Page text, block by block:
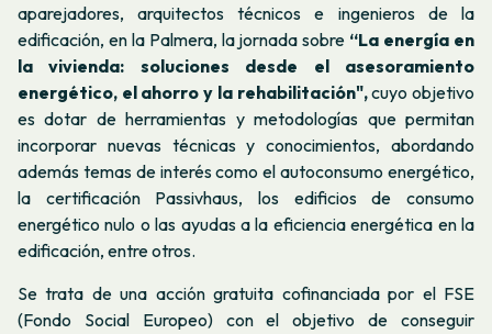
aparejadores, arquitectos técnicos e ingenieros de la
edificación, en la Palmera, la jornada sobre “La energía en
la vivienda: soluciones desde el asesoramiento
energético, el ahorro y la rehabilitación",cuyo objetivo
es dotar de herramientas y metodologías que permitan
incorporar nuevas técnicas y conocimientos, abordando
además temas de interés como el autoconsumo energético,
la certificación Passivhaus, los edificios de consumo
energético nulo o las ayudas a la eficiencia energética en la
edificación, entre otros.
Se trata de una acción gratuita cofinanciada por el FSE
(Fondo Social Europeo) con el objetivo de conseguir